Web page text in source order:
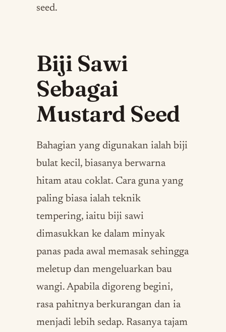
seed.
Biji Sawi
Sebagai
Mustard Seed
Bahagian yang digunakan ialah biji
bulat kecil, biasanya berwarna
hitam atau coklat. Cara guna yang
paling biasa ialah teknik
tempering, iaitu biji sawi
dimasukkan ke dalam minyak
panas pada awal memasak sehingga
meletup dan mengeluarkan bau
wangi. Apabila digoreng begini,
rasa pahitnya berkurangan dan ia
menjadi lebih sedap. Rasanya tajam